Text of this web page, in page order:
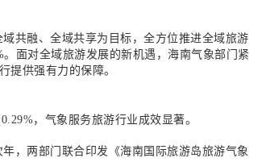
共融、全域共享为目标，全方位推进全域旅游
面对全域旅游发展的新机遇，海南气象部门紧
提供强有力的保障。
，气象服务旅游行业成效显著。
，两部门联合印发《海南国际旅游岛旅游气象